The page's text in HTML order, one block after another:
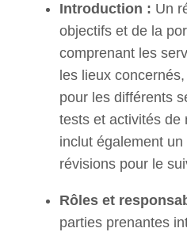
Introduction : Un
objectifs et de la
comprenant les
les lieux
pour les différents
tests et activités de
inclut également
révisions pour le
Rôles et
parties prenantes